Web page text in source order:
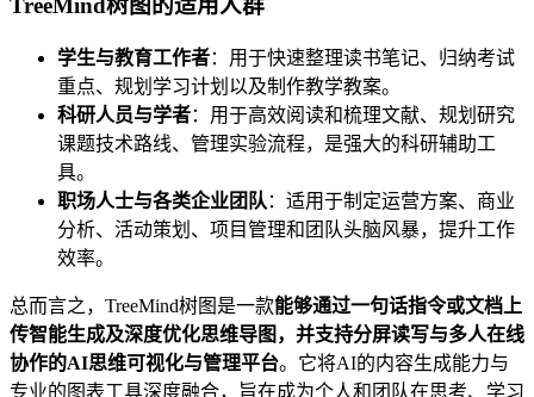
TreeMind树图的适用人群
学生与教育工作者：用于快速整理读书笔记、归纳考试
重点、规划学习计划以及制作教学教案。
科研人员与学者：用于高效阅读和梳理文献、规划研究
课题技术路线、管理实验流程，是强大的科研辅助工
具。
职场人士与各类企业团队 ：适用于制定运营方案、商业
分析、活动策划、项目管理和团队头脑风暴，提升工作
效率。
总而言之，TreeMind树图是一款能够通过一句话指令或文档上
传智能生成及深度优化思维导图，并支持分屏读写与多人在线
协作的AI思维可视化与管理平台。它将AI的内容生成能力与
专业的图表工具深度融合，旨在成为个人和团队在思考、学习